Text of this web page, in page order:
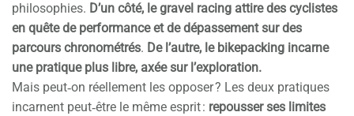
philosophies. D’un côté, le gravel racing attire des cyclistes
en quête de performance et de dépassement sur des
parcours chronométrés. De l’autre, le bikepacking incarne
une pratique plus libre, axée sur l’exploration.
Mais peut‑on réellement les opposer ? Les deux pratiques
incarnent peut‑être le même esprit : repousser ses limites